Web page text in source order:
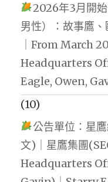
2026年3月開
男性）：故事鷹
｜From March
Headquarters
Eagle, Owen,
(10)
公告單位：星
文)｜星鷹集團
Headquarters